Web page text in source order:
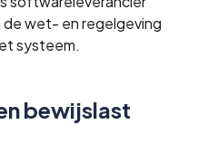
wet- en regelgeving
systeem.
bewijslast